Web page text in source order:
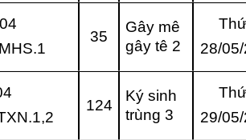
35
Gây mê
gây tê 2
28/
124
Ký sinh
trùng 3
29/